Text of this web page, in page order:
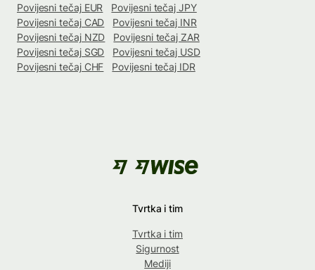
Povijesni tečaj EUR
Povijesni tečaj JPY
Povijesni tečaj CAD
Povijesni tečaj INR
Povijesni tečaj NZD
Povijesni tečaj ZAR
Povijesni tečaj SGD
Povijesni tečaj USD
Povijesni tečaj CHF
Povijesni tečaj IDR
Tvrtka i tim
Tvrtka i tim
Sigurnost
Mediji